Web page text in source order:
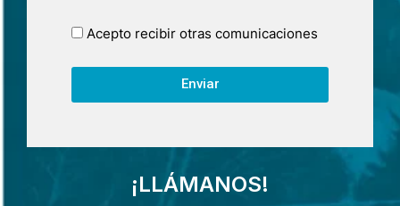
Acepto recibir otras comunicaciones
Enviar
¡LLÁMANOS!